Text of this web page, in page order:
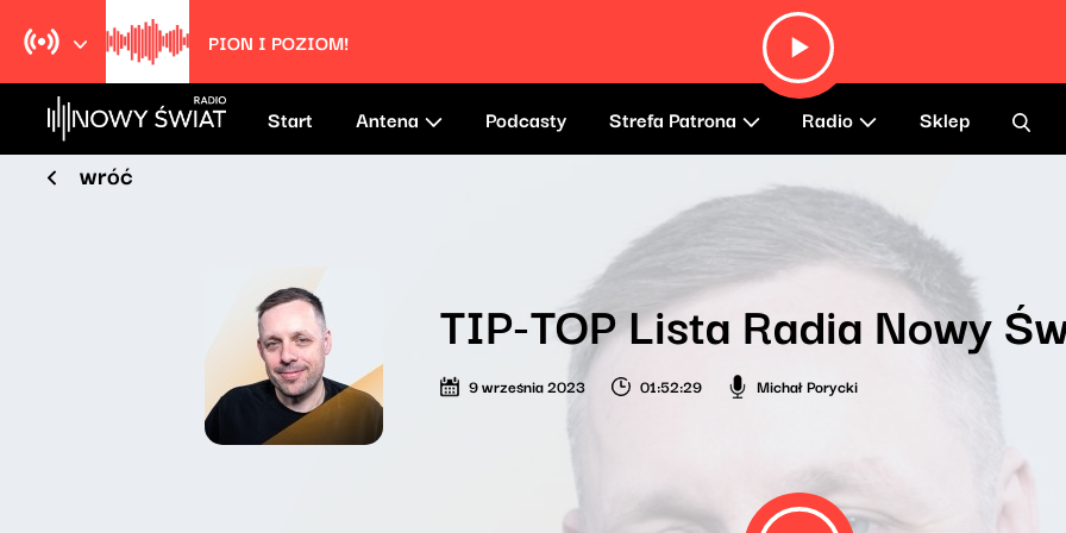
PION I POZIOM!
Start Antena Podcasty Strefa Patrona Radio Sklep
wróć
TIP-TOP Lista Radia Nowy
9 września 2023 01:52:29 Michał Porycki